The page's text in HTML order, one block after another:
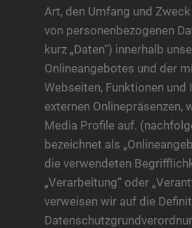
Art, den Umfang und
von personenbezogenen
kurz „Daten“) innerhalb
Onlineangebotes und der
Webseiten, Funktionen und
externen Onlinepräsenzen,
Media Profile auf.
bezeichnet als
die verwendeten
„Verarbeitung“ oder
verweisen wir auf die